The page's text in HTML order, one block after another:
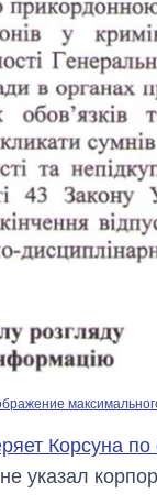
Корсуна
указал